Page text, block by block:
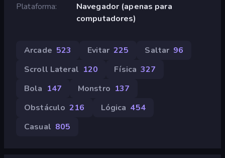
Plataforma
Navegador (apenas para
computadores)
Arcade 523 Evitar 225 Saltar 96
Scroll Lateral 120 Física 327
Bola 147 Monstro 137
Obstáculo 216 Lógica 454
Casual 805